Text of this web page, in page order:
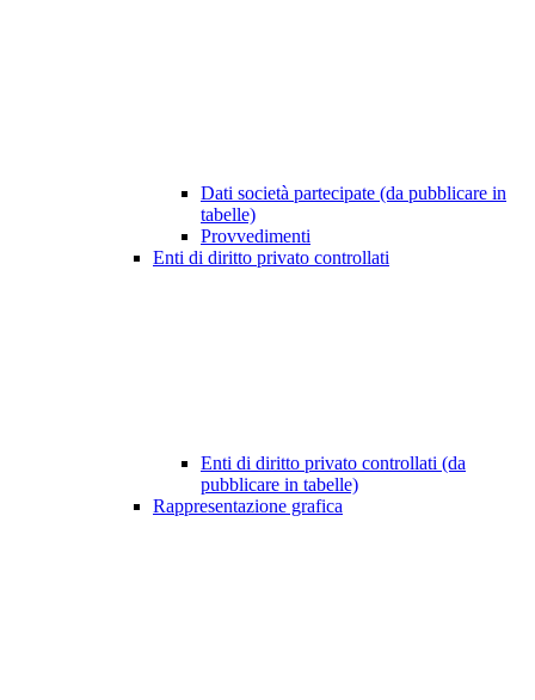
Dati società partecipate (da pubblicare in
tabelle)
Provvedimenti
Enti di diritto privato controllati
Enti di diritto privato controllati (da
pubblicare in tabelle)
Rappresentazione grafica